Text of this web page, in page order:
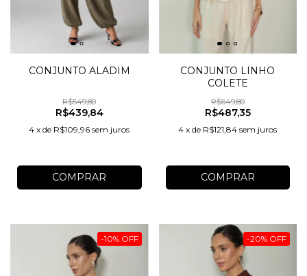
CONJUNTO ALADIM
R$549,80
R$439,84
4 xde R$109,96 sem juros
COMPRAR
CONJUNTO LINHO
COLETE
R$649,80
R$487,35
4 xde R$121,84 sem juros
COMPRAR
-10% OFF -20% OFF